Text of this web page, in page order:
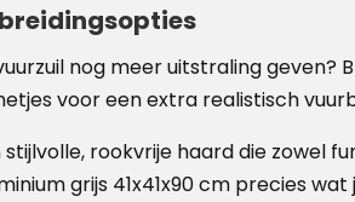
nog meer uitstraling
voor een extra realistisch
stijlvolle, rookvrije haard die zowel
grijs 41x41x90 cm precies